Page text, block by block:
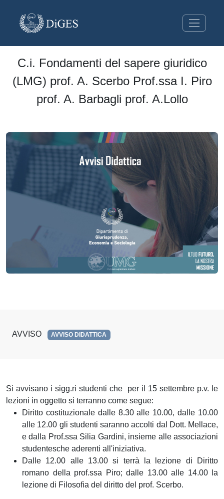
C.i. Fondamenti del sapere giuridico
(LMG) prof. A. Scerbo Prof.ssa I. Piro
prof. A. Barbagli prof. A.Lollo
AVVISO AVVISO DIDATTICA
Si avvisano i sigg.ri studenti che per il 15 settembre p.v. le
lezioni in oggetto si terranno come segue:
Diritto costituzionale dalle 8.30 alle 10.00, dalle 10.00
alle 12.00 gli studenti saranno accolti dal Dott. Mellace,
e dalla Prof.ssa Silia Gardini, insieme alle associazioni
studentesche aderenti all'iniziativa.
Dalle 12.00 alle 13.00 si terrà la lezione di Diritto
romano della prof.ssa Piro; dalle 13.00 alle 14.00 la
lezione di Filosofia del diritto del prof. Scerbo.